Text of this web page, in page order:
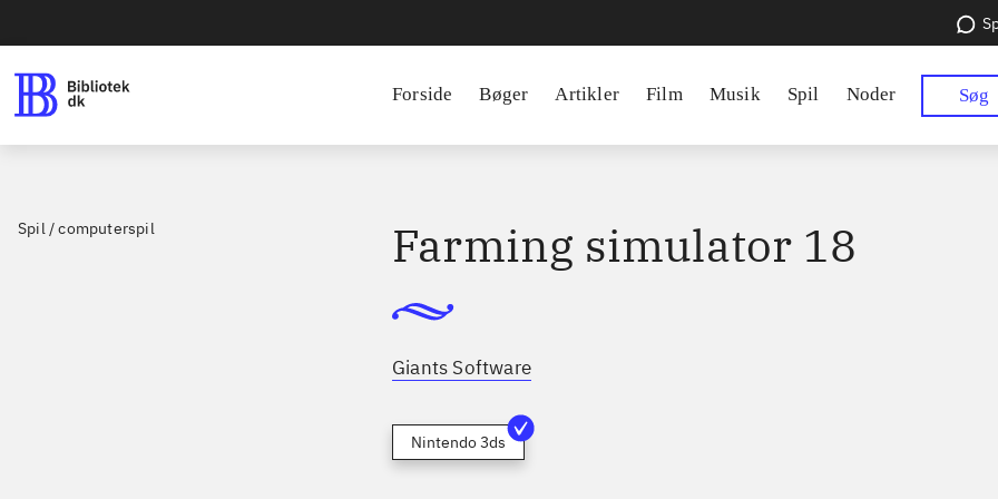
Forside Bøger Artikler Film Musik Spil Noder Søg
Spil / computerspil Farming simulator 18
Giants Software
Nintendo 3ds